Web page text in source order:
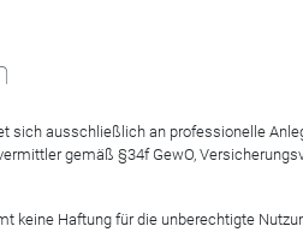
kauft, ist zu mehr als zwei
„The Fabulous Five" – „die
Anleger. Sie sind größtenteils
Gibt es Alternativen?
600? Wie heißt die Amazon-
sich ausschließlich an professionelle
gemäß §34f GewO,
keine Haftung für die unberechtigte